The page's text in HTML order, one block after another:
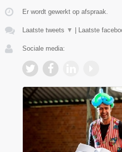
Er wordt gewerkt op afspraak.
Laatste tweets ▼ Laatste
Sociale media: